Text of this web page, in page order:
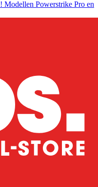
! Modellen Powerstrike Pro en